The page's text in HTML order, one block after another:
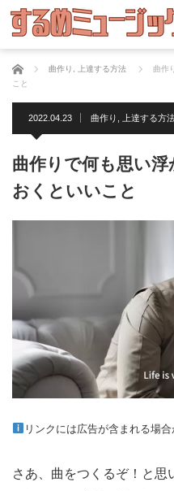
ホーム 曲作り 上達する方法
曲作
こと
2022.04.23 曲作り 上達する方
曲作りで何も思い
おくといいこと
リンクには広告が含まれる場合
さあ、曲をつくるぞ！と思